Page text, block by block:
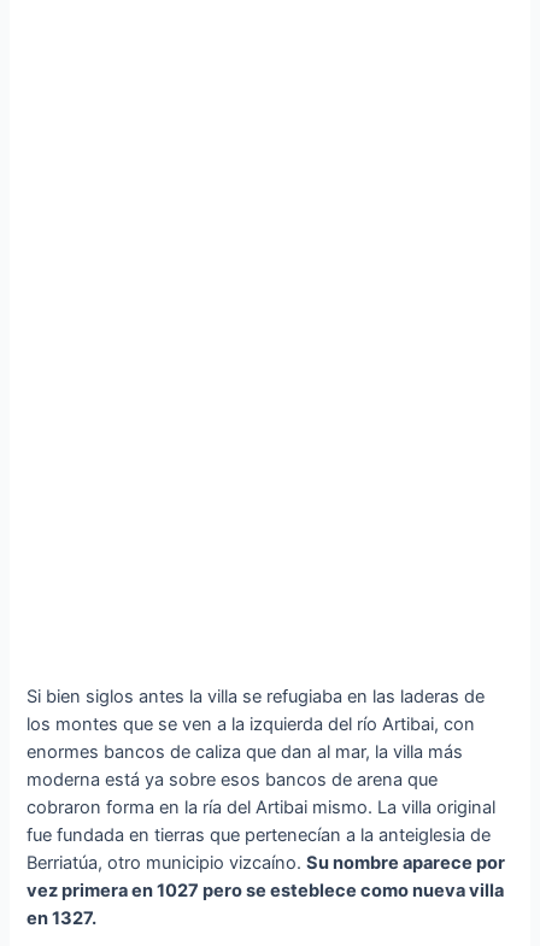
Si bien siglos antes la villa se refugiaba en las laderas de
los montes que se ven a la izquierda del río Artibai, con
enormes bancos de caliza que dan al mar, la villa más
moderna está ya sobre esos bancos de arena que
cobraron forma en la ría del Artibai mismo. La villa original
fue fundada en tierras que pertenecían a la anteiglesia de
Berriatúa, otro municipio vizcaíno.Su nombre aparece por
vez primera en 1027 pero se esteblece como nueva villa
en 1327.